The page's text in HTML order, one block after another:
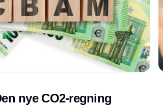
og biodiversitetslov.
nye CO2-regning